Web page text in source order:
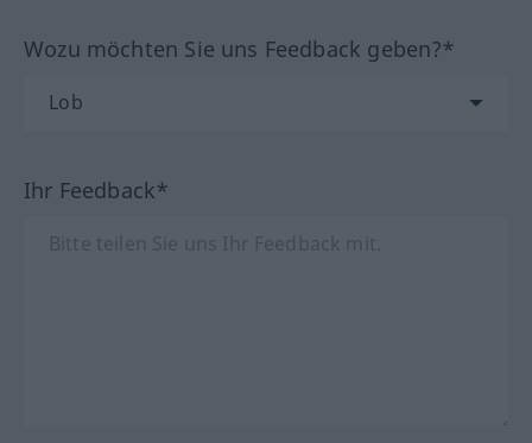
Wozu möchten Sie uns Feedback geben?*
Ihr Feedback*